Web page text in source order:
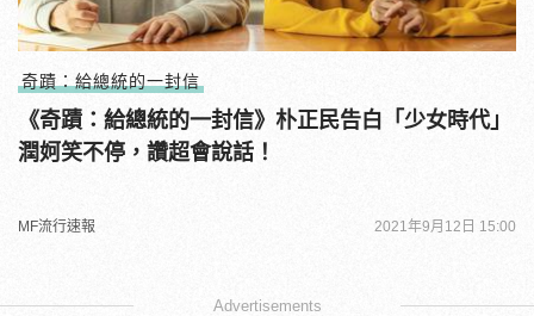
奇蹟：給總統的一封信
《奇蹟：給總統的一封信》朴正民告白「少女時代」
潤妸笑不停，讚超會說話！
MF流行速報 2021年9月12日 15:00
Advertisements